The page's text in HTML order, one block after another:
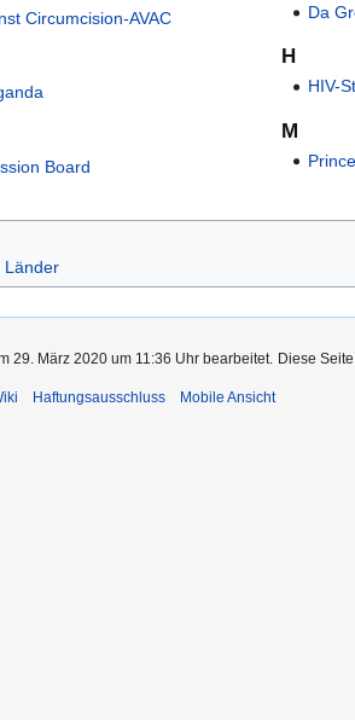
Circumcision-AVAC
Board
Da
H
HIV-
M
Länder
29. März 2020 um 11:36 Uhr bearbeitet. Diese
Haftungsausschluss Mobile Ansicht